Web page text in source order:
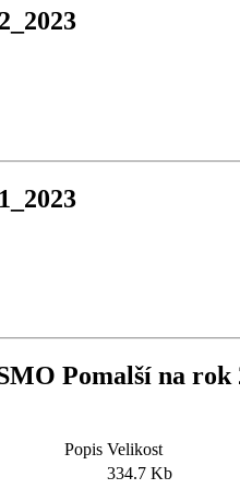
Pomalší na rok
Popis Velikost
334.7 Kb